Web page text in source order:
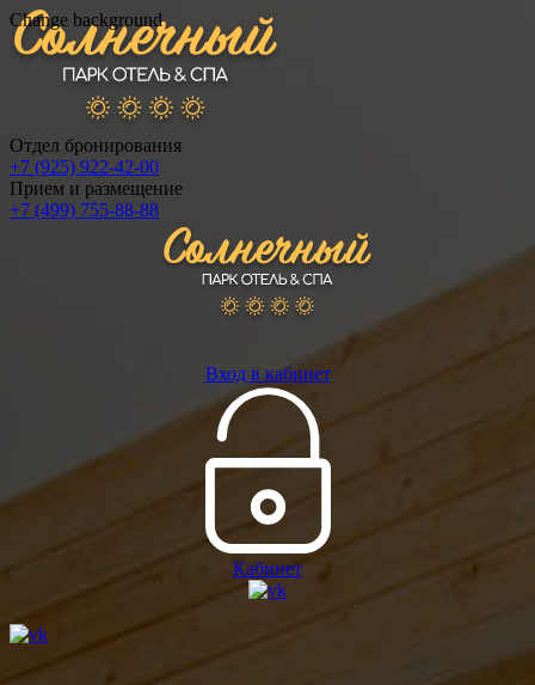
Change background
Отдел бронирования
+7 (925) 922-42-00
Прием и размещение
+7 (499) 755-88-88
Вход в кабинет
Кабинет